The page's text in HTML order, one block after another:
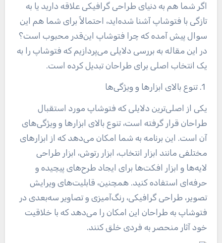
اگر شما هم به دنیای طراحی گرافیکی علاقه دارید یا به
تازگی با فتوشاپ آشنا شده‌اید، احتمالاً برای شما هم این
سوال پیش آمده که چرا فتوشاپ این‌قدر محبوب است؟
در این مقاله به بررسی دلایلی می‌پردازیم که فتوشاپ را به
یک انتخاب اصلی برای طراحان تبدیل کرده است.
یکی از اصلی‌ترین دلایلی که فتوشاپ مورد استقبال
طراحان قرار گرفته است، تنوع بالای ابزارها و ویژگی‌های
آن است. این برنامه به شما امکان می‌دهد که از ابزارهای
مختلفی مانند ابزار انتخاب، ابزار رتوش، ابزار طراحی
لایه‌ها و ابزار افکت‌ها برای ایجاد طرح‌های پیچیده و
حرفه‌ای استفاده کنید. همچنین، قابلیت‌های ویرایش
تصویر، طراحی گرافیکی، رنگ‌آمیزی و تصاویر سه‌بعدی در
فتوشاپ به طراحان این امکان را می‌دهد که با خلاقیت
خود آثار منحصر به فردی خلق کنند.